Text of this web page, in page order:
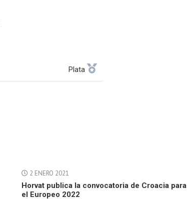
Plata
2 ENERO 2021
Horvat publica la convocatoria de Croacia para
el Europeo 2022